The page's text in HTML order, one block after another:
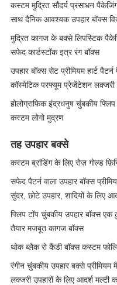
कस्टम मुद्रित सौंदर्य प्रसाधन
साथ दैनिक आवश्यक उपहार बॉक्स
मुद्रित कागज के बक्से लिपस्टिक
सफेद कार्डस्टॉक इत्र रंग बॉक्स
उपहार बॉक्स सेट प्रीमियम हार्ट
कॉस्मेटिक परफ्यूम प्रेजेंटेशन लक्जरी
होलोग्राफिक इंद्रधनुष चुंबकीय
कस्टम लोगो मुद्रण
तह उपहार बक्से
कस्टम ब्रांडिंग के लिए रोज़ गोल्ड
सफेद पैटर्न वाला उपहार बॉक्स
सुंदर, छोटे उपहार, शादियों के लिए
फ्लिप टॉप चुंबकीय उपहार बॉक्स
तैयार मजबूत कागज बॉक्स
थोक ब्लैक रो कैंडी बॉक्स कस्टम
रंगीन चुंबकीय उपहार बक्से प्रीमियम
लक्जरी उपहारों के लिए आदर्श